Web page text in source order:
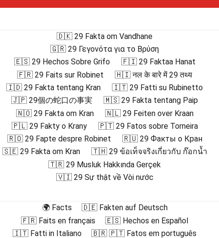
🇩🇰 29 Fakta om Vandhane
🇬🇷 29 Γεγονότα για το Βρύση
🇪🇸 29 Hechos Sobre Grifo
🇫🇮 29 Faktaa Hanat
🇫🇷 29 Faits sur Robinet
🇭🇮 नल के बारे में 29 तथ्य
🇮🇩 29 Fakta tentang Kran
🇮🇹 29 Fatti su Rubinetto
🇯🇵 29個の蛇口の事実
🇲🇸 29 Fakta tentang Paip
🇳🇴 29 Fakta om Kran
🇳🇱 29 Feiten over Kraan
🇵🇱 29 Fakty o Krany
🇵🇹 29 Fatos sobre Torneira
🇷🇴 29 Fapte despre Robinet
🇷🇺 29 Факты о Кран
🇸🇪 29 Fakta om Kran
🇹🇭 29 ข้อเท็จจริงเกี่ยวกับ ก๊อกน้ำ
🇹🇷 29 Musluk Hakkında Gerçek
🇻🇮 29 Sự thật về Vòi nước
🌍 Facts
🇩🇪 Fakten auf Deutsch
🇫🇷 Faits en français
🇪🇸 Hechos en Español
🇮🇹 Fatti in Italiano
🇧🇷 🇵🇹 Fatos em português